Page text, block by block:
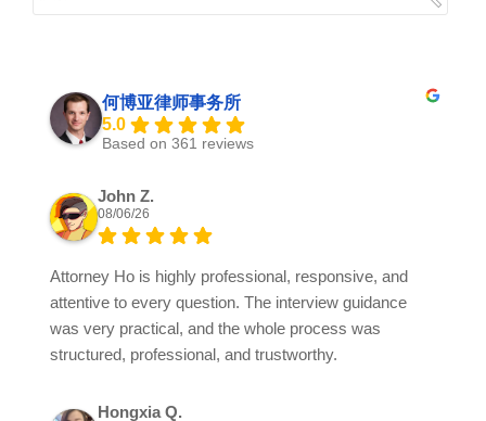
何博亚律师事务所
5.0
Based on 361 reviews
John Z.
08/06/26
Attorney Ho is highly professional, responsive, and
attentive to every question. The interview guidance
was very practical, and the whole process was
structured, professional, and trustworthy.
Hongxia Q.